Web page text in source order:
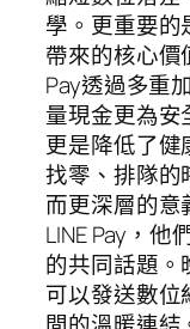
學。更重要的
帶來的核心價
Pay透過多重
量現金更為安
更是降低了健
找零、排隊的
而更深層的意
LINE Pay，
的共同話題。
可以發送數位